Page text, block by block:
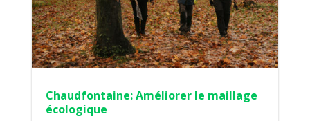
Chaudfontaine: Améliorer le maillage
écologique